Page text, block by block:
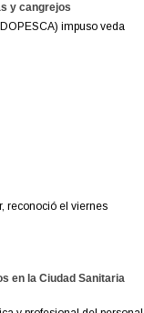
y cangrejos
impuso veda
reconoció el viernes
en la Ciudad Sanitaria